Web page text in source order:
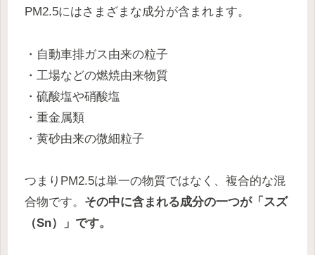
PM2.5にはさまざまな成分が含まれます。
・自動車排ガス由来の粒子
・工場などの燃焼由来物質
・硫酸塩や硝酸塩
・重金属類
・黄砂由来の微細粒子
つまりPM2.5は単一の物質ではなく、複合的な混
合物です。 その中に含まれる成分の一つが「スズ
（Sn）」です。